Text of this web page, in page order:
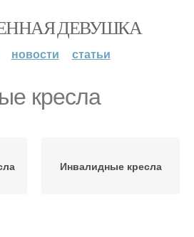
ДЕВУШКА
новости статьи
кресла
Инвалидные кресла